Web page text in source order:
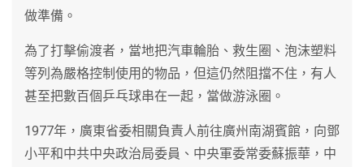
做準備。
為了打擊偷渡者，當地把汽車輪胎、救生圈、泡沫塑料
等列為嚴格控制使用的物品，但這仍然阻擋不住，有人
甚至把數百個乒乓球串在一起，當做游泳圈。
1977年，廣東省委相關負責人前往廣州南湖賓館，向鄧
小平和中共中央政治局委員、中央軍委常委蘇振華，中